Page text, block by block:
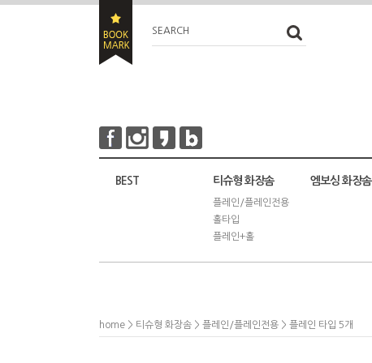
SEARCH
BEST 티슈형 화장솜
플레인/플레인전용
홀타입
플레인+홀
엠보싱 화장솜
home > 티슈형 화장솜 > 플레인/플레인전용 > 플레인 타입 5개